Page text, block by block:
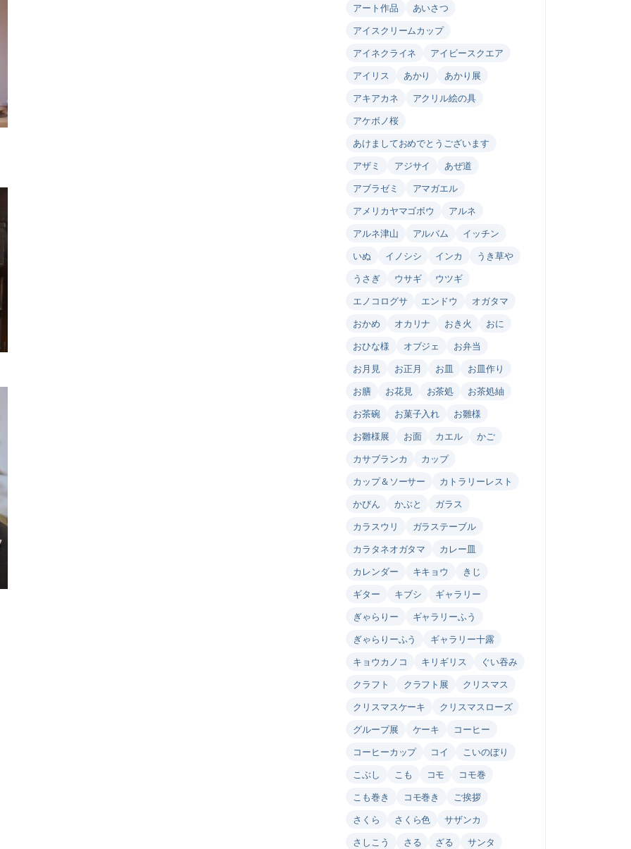
アート作品
あいさつ
アイスクリームカップ
アイネクライネ
アイビースクエア
アイリス
あかり
あかり展
アキアカネ
アクリル絵の具
アケボノ桜
あけましておめでとうございます
アザミ
アジサイ
あぜ道
アブラゼミ
アマガエル
アメリカヤマゴボウ
アルネ
アルネ津山
アルバム
イッチン
いぬ
イノシシ インカ
うき草や
うさぎ
ウサギ
ウツギ
エノコログサ
エンドウ
オガタマ
おかめ
オカリナ おき火
おに
おひな様
オブジェ
お弁当
お月見
お正月 お皿
お皿作り
お膳
お花見 お茶処
お茶処紬
お茶碗
お菓子入れ
お雛様
お雛様展
お面 カエル
かご
カサブランカ
カップ
カップ＆ソーサー
カトラリーレスト
かびん
かぶと
ガラス
カラスウリ
ガラステーブル
カラタネオガタマ
カレー皿
カレンダー
キキョウ
きじ
ギター
キブシ
ギャラリー
ぎゃらりー
ギャラリーふう
ぎゃらりーふう
ギャラリー十露
キョウカノコ
キリギリス
ぐい吞み
クラフト
クラフト展
クリスマス
クリスマスケーキ
クリスマスローズ
グループ展
ケーキ
コーヒー
コーヒーカップ
コイ
こいのぼり
こぶし
こも コモ
コモ巻
こも巻き
コモ巻き
ご挨拶
さくら
さくら色
サザンカ
さしこう
さる ざる
サンタ